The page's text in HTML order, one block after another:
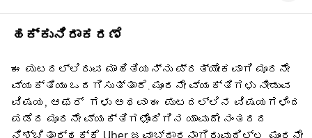
ಹಕ್ಕುನಿರಾಕರಣೆ
ಈ ಪುಟದಲ್ಲಿರುವ ಮಾಹಿತಿಯನ್ನು ಪ್ರತ್ಯೇಕವಾಗಿ ಮೂರನೇ
ವ್ಯಕ್ತಿಯು ಒದಗಿಸುತ್ತಾರೆ. ಮೂರನೇ ವ್ಯಕ್ತಿಗಳು ನೀಡುವ
ವಿಷಯ, ಆಫರ್ ‌ ಗಳು ಅಥವಾ ಈ ಪುಟದಲ್ಲಿನ ವಿಷಯಗಳಿಂದ
ಪಡೆದ ಮೂರನೇ ವ್ಯಕ್ತಿಗಳೊಂದಿಗಿನ ಯಾವುದೇ ನಂತರದ